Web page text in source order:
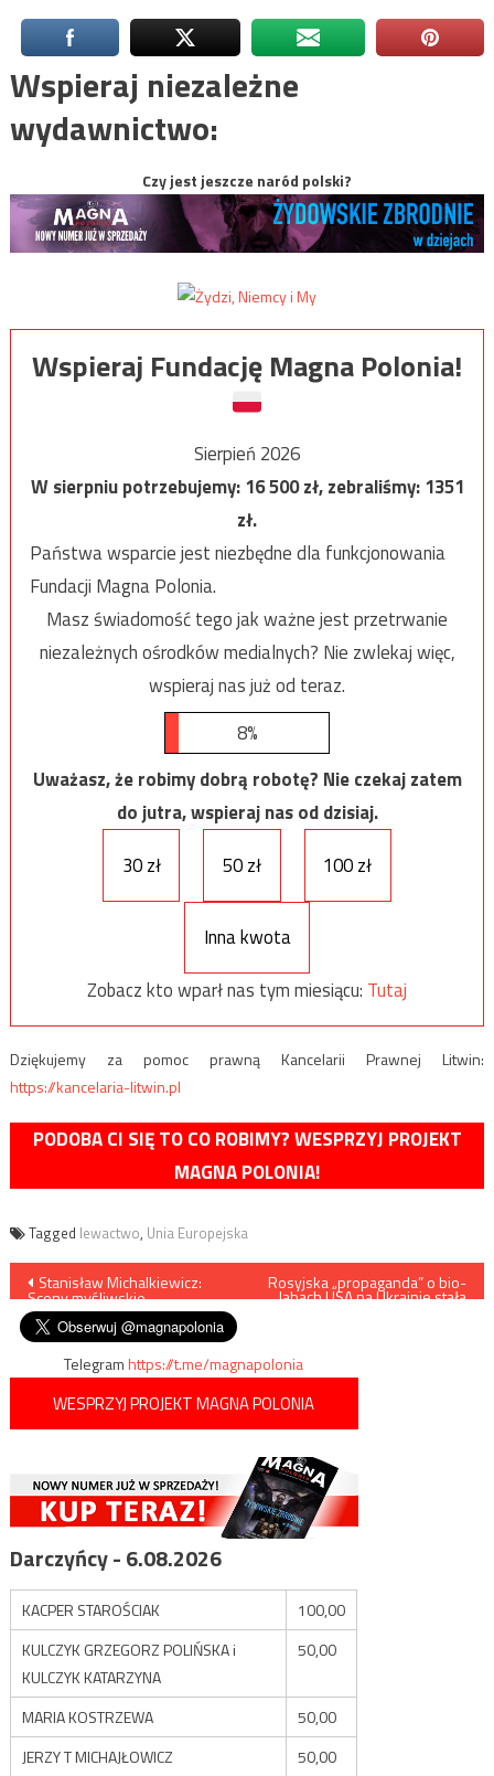
Wspieraj niezależne
wydawnictwo:
Czy jest jeszcze naród polski?
Wspieraj Fundację Magna Polonia!
Sierpień 2026
W sierpniu potrzebujemy:16 500zł, zebraliśmy:1351
zł.
Państwa wsparcie jest niezbędne dla funkcjonowania
Fundacji Magna Polonia.
Masz świadomość tego jak ważne jest przetrwanie
niezależnych ośrodków medialnych? Nie zwlekaj więc,
wspieraj nas już od teraz.
8%
Uważasz, że robimy dobrą robotę? Nie czekaj zatem
do jutra, wspieraj nas od dzisiaj.
30 zł
50 zł 100 zł
Inna kwota
Zobacz kto wparł nas tym miesiącu: Tutaj
Dziękujemy za pomoc prawną Kancelarii Prawnej Litwin:
https://kancelaria-litwin.pl
PODOBA CI SIĘ TO CO ROBIMY? WESPRZYJ PROJEKT
MAGNA POLONIA!
Tagged lewactwo, Unia Europejska
Nawigacja
wpisu
Stanisław Michalkiewicz:
Sceny myśliwskie
Rosyjska „propaganda” o bio-
labach USA na Ukrainie stała
Telegramhttps://t.me/magnapolonia
WESPRZYJ PROJEKT MAGNA POLONIA
Darczyńcy - 6.08.2026
KACPER STAROŚCIAK
100,00
KULCZYK GRZEGORZ POLIŃSKA i
KULCZYK KATARZYNA
50,00
MARIA KOSTRZEWA
50,00
JERZY T MICHAJŁOWICZ
50,00